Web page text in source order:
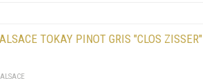
TOKAY PINOT GRIS "CLOS ZISSER"
ALSACE